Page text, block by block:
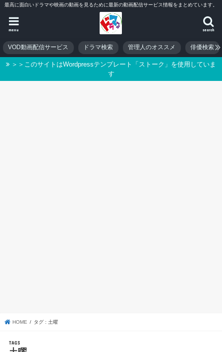
最高に面白いドラマや映画の動画を見るために最新の動画配信サービス情報をまとめています。
search
menu
VOD動画配信サービス ドラマ検索 管理人のオススメ 俳優検索
＞＞このサイトはWordpressテンプレート「ストーク」を使用していま
す
HOME タグ : 土曜